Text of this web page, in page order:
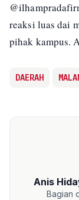
reaksi luas dai
pihak kampus.
DAERAH
Anis
Bagian